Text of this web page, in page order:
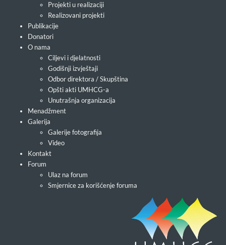
Projekti u realizaciji
Realizovani projekti
Publikacije
Donatori
O nama
Ciljevi i djelatnosti
Godišnji izvještaji
Odbor direktora / Skupština
Opšti akti UMHCG-a
Unutrašnja organizacija
Menadžment
Galerija
Galerije fotografija
Video
Kontakt
Forum
Ulaz na forum
Smjernice za korišćenje foruma